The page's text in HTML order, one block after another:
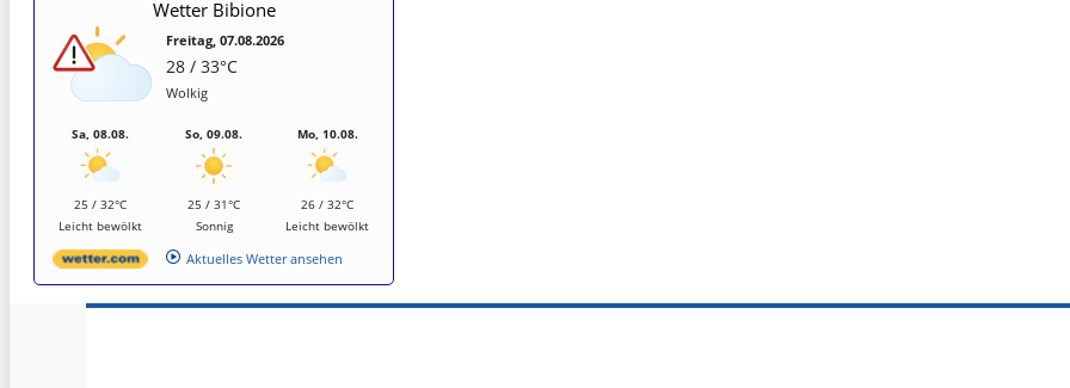
Wetter Bibione
Freitag, 07.08.2026
28 / 33°C
Wolkig
Sa, 08.08.
25 / 32°C
Leicht bewölkt
So, 09.08.
25 / 31°C
Sonnig
Mo, 10.08.
26 / 32°C
Leicht bewölkt
Aktuelles Wetter ansehen